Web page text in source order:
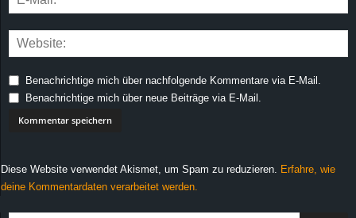
Benachrichtige mich über nachfolgende Kommentare via E-Mail.
Benachrichtige mich über neue Beiträge via E-Mail.
Diese Website verwendet Akismet, um Spam zu reduzieren.
Erfahre, wie
deine Kommentardaten verarbeitet werden.